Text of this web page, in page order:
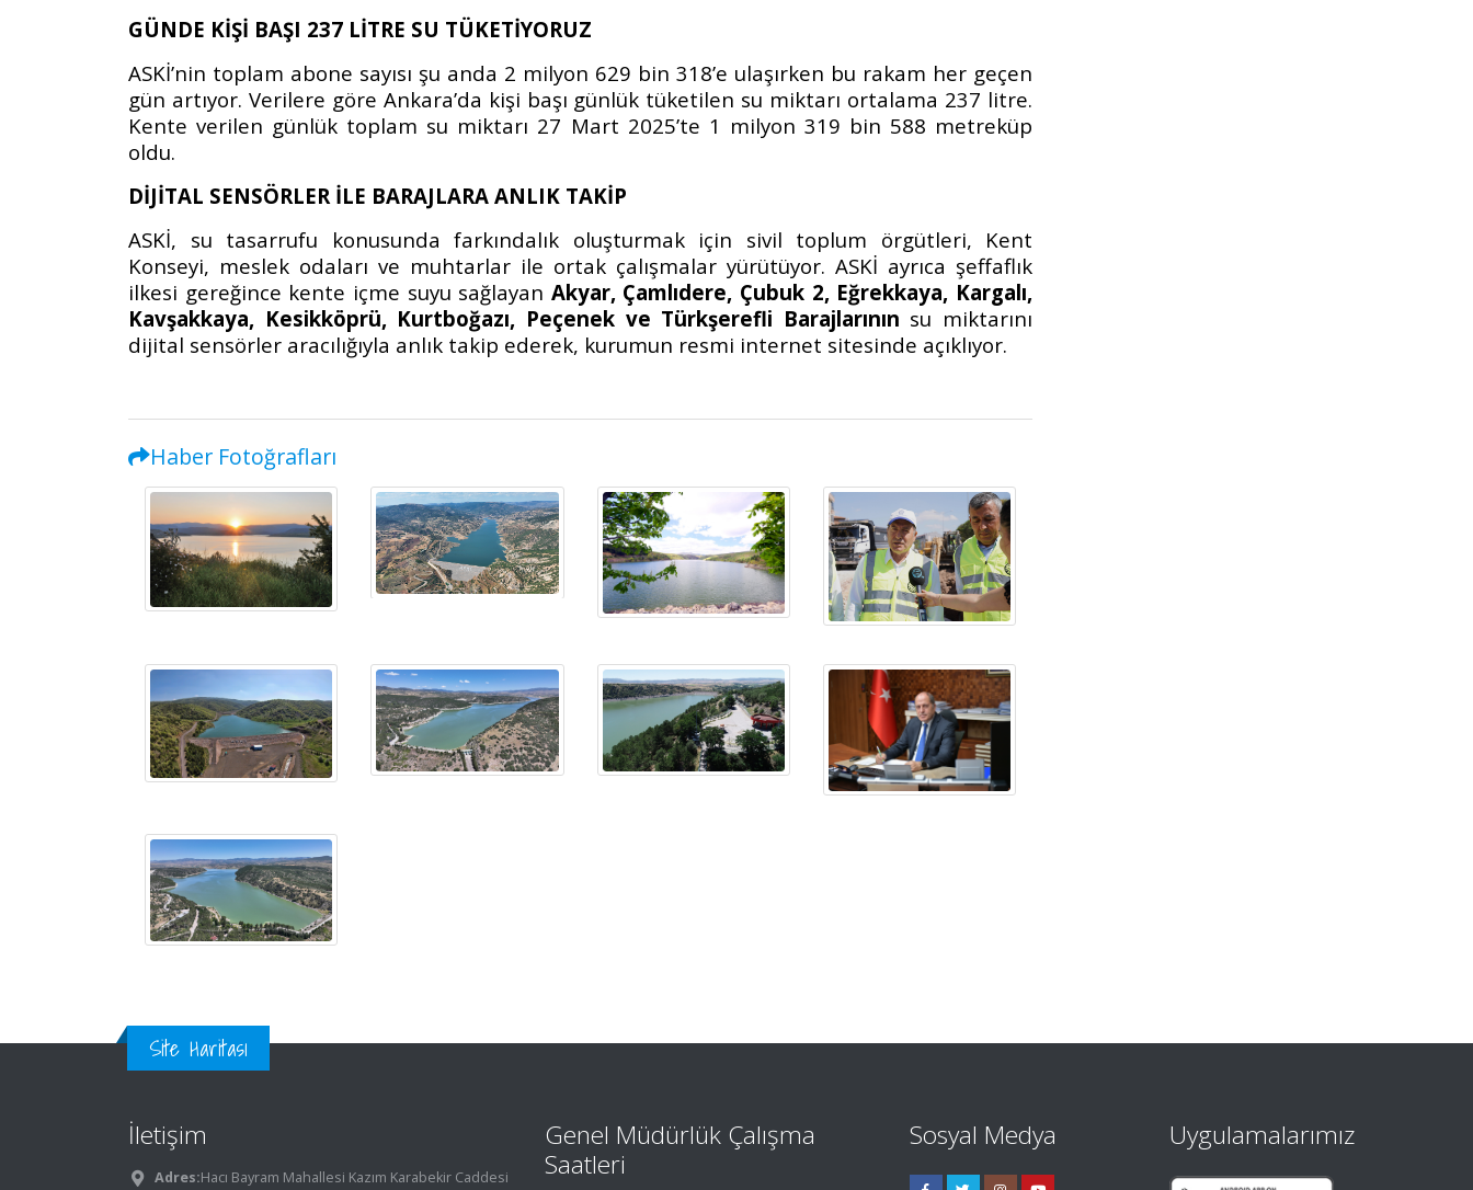
GÜNDE KİŞİ BAŞI 237 LİTRE SU TÜKETİYORUZ
ASKİ’nin toplam abone sayısı şu anda 2 milyon 629 bin 318’e ulaşırken bu rakam her geçen
gün artıyor. Verilere göre Ankara’da kişi başı günlük tüketilen su miktarı ortalama 237 litre.
Kente verilen günlük toplam su miktarı 27 Mart 2025’te 1 milyon 319 bin 588 metreküp
oldu.
DİJİTAL SENSÖRLER İLE BARAJLARA ANLIK TAKİP
ASKİ, su tasarrufu konusunda farkındalık oluşturmak için sivil toplum örgütleri, Kent
Konseyi, meslek odaları ve muhtarlar ile ortak çalışmalar yürütüyor. ASKİ ayrıca şeffaflık
ilkesi gereğince kente içme suyu sağlayan Akyar, Çamlıdere, Çubuk 2, Eğrekkaya, Kargalı,
Kavşakkaya, Kesikköprü, Kurtboğazı, Peçenek ve Türkşerefli Barajlarının su miktarını
dijital sensörler aracılığıyla anlık takip ederek, kurumun resmi internet sitesinde açıklıyor.
Haber Fotoğrafları
Site Haritası
İletişim
Adres:Hacı Bayram Mahallesi Kazım Karabekir Caddesi
Genel Müdürlük Çalışma
Saatleri
Sosyal Medya Uygulamalarımız